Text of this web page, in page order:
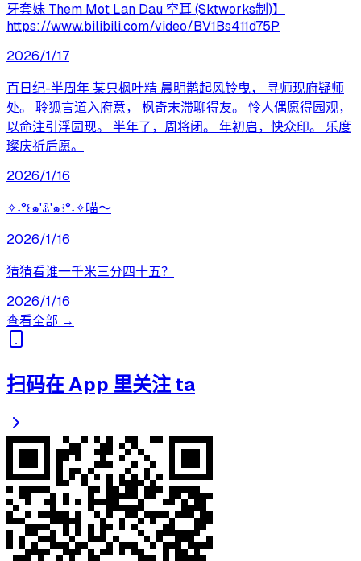
牙套妹 Them Mot Lan Dau 空耳 (Sktworks制)】
https://www.bilibili.com/video/BV1Bs411d75P
2026/1/17
百日纪-半周年 某只枫叶精 晨明鹊起风铃曳， 寻师现府疑师
处。 聆狐言道入府意， 枫奇末滞聊得友。 怜人偶愿得园观，
以命注引浮园现。 半年了，周将闭。 年初启，快众印。 乐度
璨庆祈后愿。
2026/1/16
✧˖°꒰๑'ꀾ'๑꒱°˖✧喵～
2026/1/16
猜猜看谁一千米三分四十五？
2026/1/16
查看全部 →
扫码在 App 里关注 ta